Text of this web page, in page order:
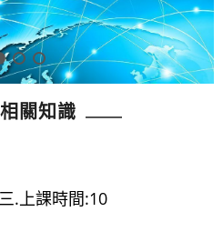
關知識
.上課時間:10